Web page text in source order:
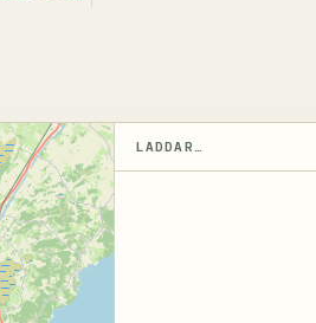
LADDAR…